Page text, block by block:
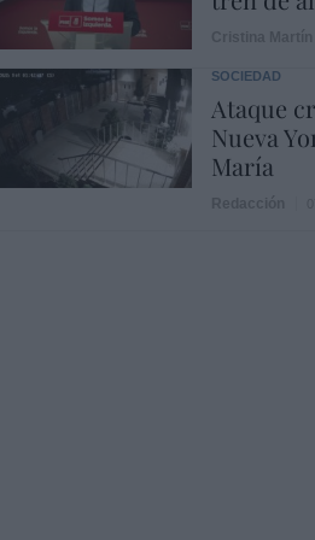
SOCIEDAD
Ataque
Nueva
María